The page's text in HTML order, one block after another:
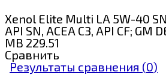
Xenol Elite Multi LA 5W-40
API SN, ACEA С3, API CF; GM
MB 229.51
Сравнить
Результаты сравнения (0)